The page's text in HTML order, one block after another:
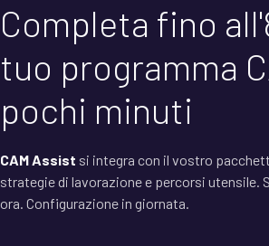
Completa fino
tuo programma
pochi minuti
CAM Assist si integra con il vostro
strategie di lavorazione e percorsi utensile.
ora. Configurazione in giornata.